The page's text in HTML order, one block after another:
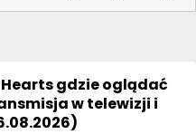
gdzie oglądać
w telewizji i